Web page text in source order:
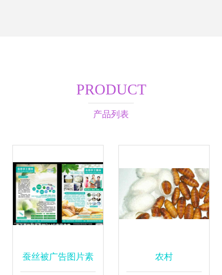
PRODUCT
产品列表
蚕丝被广告图片素 农村